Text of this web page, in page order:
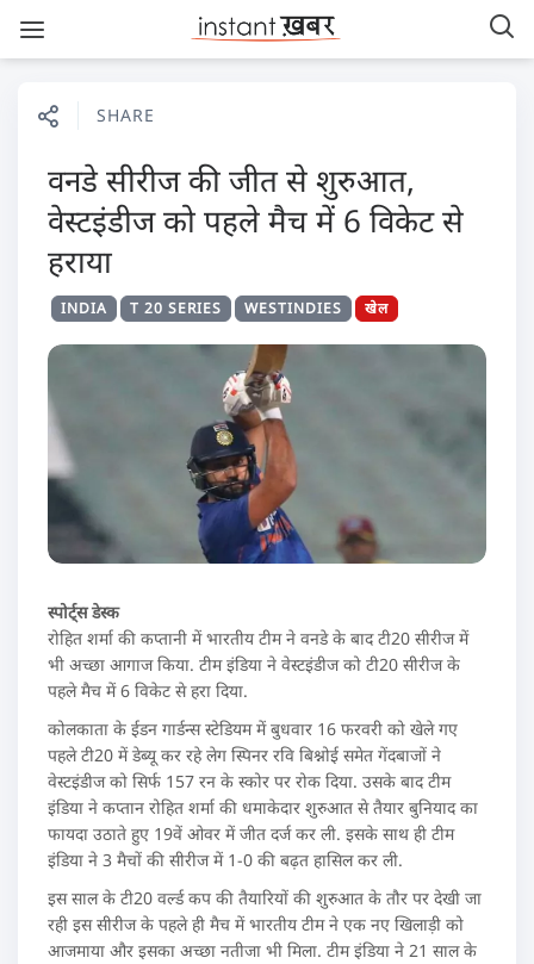
SHARE
वनडे सीरीज की जीत से शुरुआत,
वेस्टइंडीज को पहले मैच में 6 विकेट से
हराया
INDIA T 20 SERIES WESTINDIES खेल
स्पोर्ट्स डेस्क
रोहित शर्मा की कप्तानी में भारतीय टीम ने वनडे के बाद टी20 सीरीज में
भी अच्छा आगाज किया. टीम इंडिया ने वेस्टइंडीज को टी20 सीरीज के
पहले मैच में 6 विकेट से हरा दिया.
कोलकाता के ईडन गार्डन्स स्टेडियम में बुधवार 16 फरवरी को खेले गए
पहले टी20 में डेब्यू कर रहे लेग स्पिनर रवि बिश्नोई समेत गेंदबाजों ने
वेस्टइंडीज को सिर्फ 157 रन के स्कोर पर रोक दिया. उसके बाद टीम
इंडिया ने कप्तान रोहित शर्मा की धमाकेदार शुरुआत से तैयार बुनियाद का
फायदा उठाते हुए 19वें ओवर में जीत दर्ज कर ली. इसके साथ ही टीम
इंडिया ने 3 मैचों की सीरीज में 1-0 की बढ़त हासिल कर ली.
इस साल के टी20 वर्ल्ड कप की तैयारियों की शुरुआत के तौर पर देखी जा
रही इस सीरीज के पहले ही मैच में भारतीय टीम ने एक नए खिलाड़ी को
आजमाया और इसका अच्छा नतीजा भी मिला. टीम इंडिया ने 21 साल के